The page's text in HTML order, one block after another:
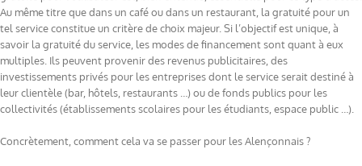
Au même titre que dans un café ou dans un restaurant, la gratuité pour un
tel service constitue un critère de choix majeur. Si l’objectif est unique, à
savoir la gratuité du service, les modes de financement sont quant à eux
multiples. Ils peuvent provenir des revenus publicitaires, des
investissements privés pour les entreprises dont le service serait destiné à
leur clientèle (bar, hôtels, restaurants …) ou de fonds publics pour les
collectivités (établissements scolaires pour les étudiants, espace public …).
Concrètement, comment cela va se passer pour les Alençonnais ?